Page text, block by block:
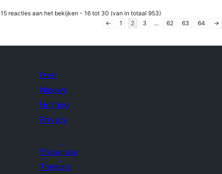
15 reacties aan het bekijken - 16 tot 30 (van in totaal 953)
←
1 2 3 … 62 63 64 →
Over
Nieuws
Hosting
Privacy
Showcase
Thema's